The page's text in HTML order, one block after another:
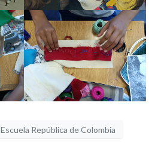
Escuela República de Colombia